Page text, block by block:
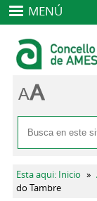
MENÚ
Buscar
Se encuentra
Esta aqui: Inicio »
do Tambre